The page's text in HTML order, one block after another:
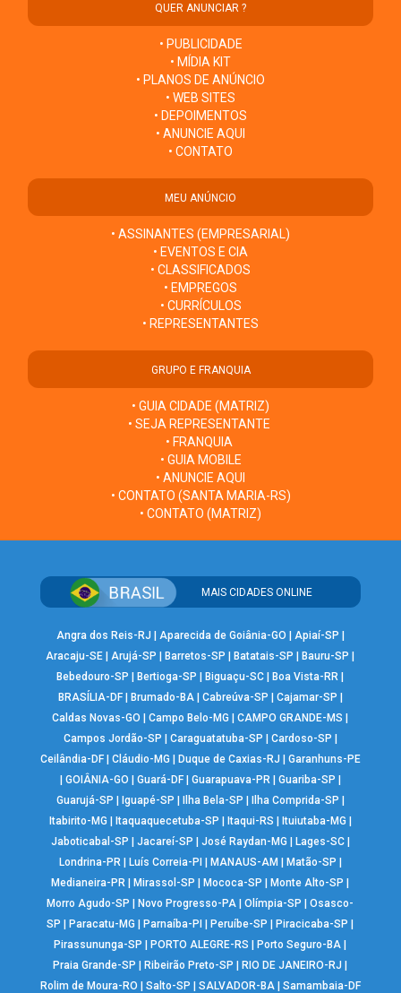
QUER ANUNCIAR ?
• PUBLICIDADE
• MÍDIA KIT
• PLANOS DE ANÚNCIO
• WEB SITES
• DEPOIMENTOS
• ANUNCIE AQUI
• CONTATO
MEU ANÚNCIO
• ASSINANTES (EMPRESARIAL)
• EVENTOS E CIA
• CLASSIFICADOS
• EMPREGOS
• CURRÍCULOS
• REPRESENTANTES
GRUPO E FRANQUIA
• GUIA CIDADE (MATRIZ)
• SEJA REPRESENTANTE
• FRANQUIA
• GUIA MOBILE
• ANUNCIE AQUI
• CONTATO (SANTA MARIA-RS)
• CONTATO (MATRIZ)
MAIS CIDADES ONLINE
Angra dos Reis-RJ Aparecida de Goiânia-GO Apiaí-SP
Aracaju-SE |Arujá-SP Barretos-SP Batatais-SP Bauru-SP
Bebedouro-SP
Bertioga-SP Biguaçu-SC Boa Vista-RR
BRASÍLIA-DF| Brumado-BA| Cabreúva-SP Cajamar-SP
Caldas Novas-GO
|Campo Belo-MG |CAMPO GRANDE-MS
Campos Jordão-SP
Caraguatatuba-SP Cardoso-SP
Ceilândia-DF| Cláudio-MG Duque de Caxias-RJ
Garanhuns-PE
GOIÂNIA-GO Guará-DF| Guarapuava-PR| Guariba-SP
Guarujá-SP
Iguapé-SP Ilha Bela-SP Ilha Comprida-SP
Itabirito-MG
Itaquaquecetuba-SP Itaqui-RS Ituiutaba-MG
Jaboticabal-SP
Jacareí-SP José Raydan-MG Lages-SC|
Londrina-PR| Luís Correia-PI MANAUS-AM Matão-SP
Medianeira-PR
Mirassol-SP Mococa-SP Monte Alto-SP
Morro Agudo-SP
Novo Progresso-PA |Olímpia-SP |Osasco-
SP
Paracatu-MG Parnaíba-PI Peruíbe-SP Piracicaba-SP
Pirassununga-SP
PORTO ALEGRE-RS Porto Seguro-BA
Praia Grande-SP
Ribeirão Preto-SP RIO DE JANEIRO-RJ
Rolim de Moura-RO
Salto-SP SALVADOR-BA| Samambaia-DF